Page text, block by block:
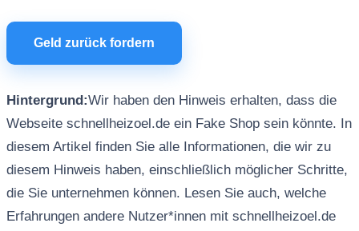
Geld zurück fordern
Hintergrund:Wir haben den Hinweis erhalten, dass die
Webseite schnellheizoel.de ein Fake Shop sein könnte. In
diesem Artikel finden Sie alle Informationen, die wir zu
diesem Hinweis haben, einschließlich möglicher Schritte,
die Sie unternehmen können. Lesen Sie auch, welche
Erfahrungen andere Nutzer*innen mit schnellheizoel.de